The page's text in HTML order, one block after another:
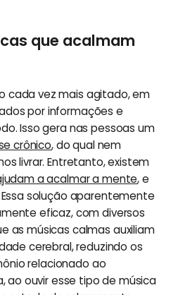
que acalmam
cada vez mais agitado, em
por informações e
Isso gera nas pessoas um
crônico, do qual nem
livrar. Entretanto, existem
a acalmar a mente, e
solução aparentemente
eficaz, com diversos
as músicas calmas auxiliam
cerebral, reduzindo os
relacionado ao
ao ouvir esse tipo de música